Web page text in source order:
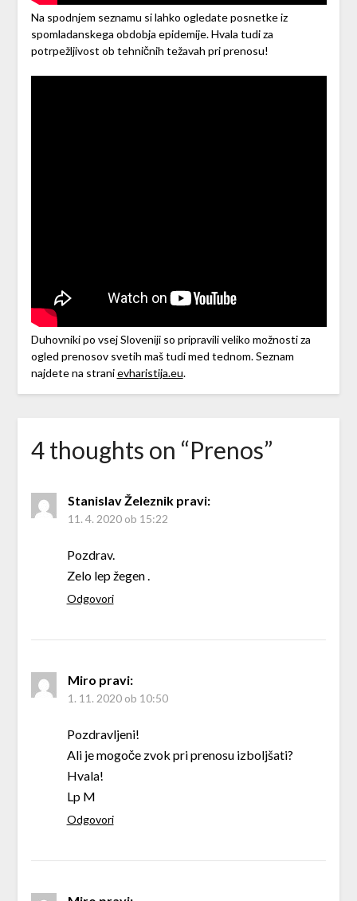
Na spodnjem seznamu si lahko ogledate posnetke iz
spomladanskega obdobja epidemije. Hvala tudi za
potrpežljivost ob tehničnih težavah pri prenosu!
Duhovniki po vsej Sloveniji so pripravili veliko možnosti za
ogled prenosov svetih maš tudi med tednom. Seznam
najdete na stranievharistija.eu.
4 thoughts on “Prenos”
Stanislav Železnik pravi:
11. 4. 2020 ob 15:22
Pozdrav.
Zelo lep žegen .
Odgovori
Miro pravi:
1. 11. 2020 ob 10:50
Pozdravljeni!
Ali je mogoče zvok pri prenosu izboljšati?
Hvala!
Lp M
Odgovori